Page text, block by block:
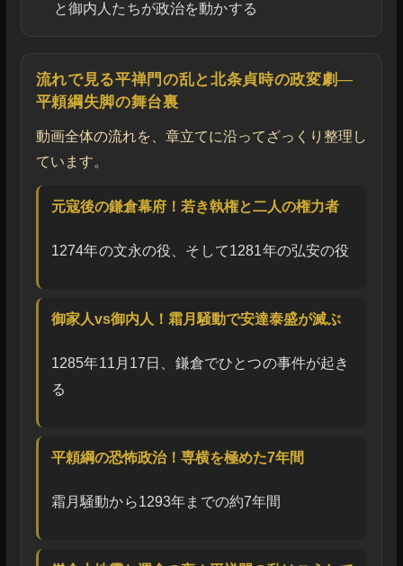
と御内人たちが政治を動かする
流れで見る平禅門の乱と北条貞時の政変劇―
平頼綱失脚の舞台裏
動画全体の流れを、章立てに沿ってざっくり整理し
ています。
元寇後の鎌倉幕府！若き執権と二人の権力者
1274年の文永の役、そして1281年の弘安の役
御家人vs御内人！霜月騒動で安達泰盛が滅ぶ
1285年11月17日、鎌倉でひとつの事件が起き
る
平頼綱の恐怖政治！専横を極めた7年間
霜月騒動から1293年までの約7年間